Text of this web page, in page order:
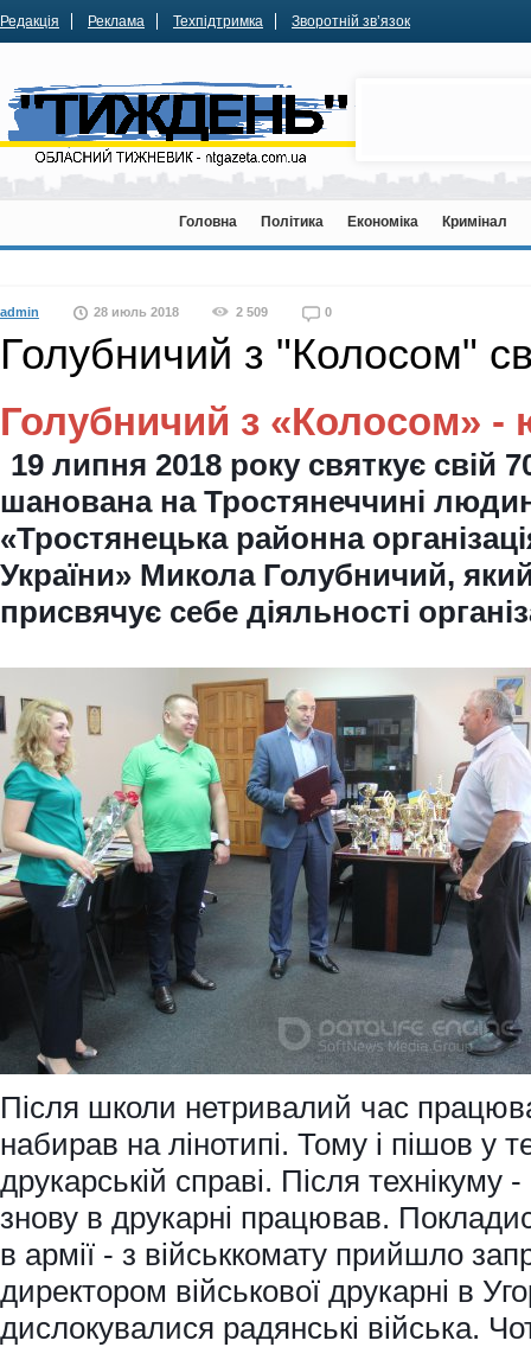
Редакція Реклама Техпідтримка Зворотній зв’язок
Головна Політика Економіка Кримінал
admin 28 июль 2018 2 509 0
Голубничий з "Колосом"
Голубничий з «Колосом» -
19 липня 2018 року святкує свій
шанована на Тростянеччині
«Тростянецька районна
України» Микола Голубничий,
присвячує себе діяльності
Після школи нетривалий час
набирав на лінотипі. Тому і пішов у
друкарській справі. Після
знову в друкарні працював.
в армії - з військкомату прийшло
директором військової друкарні в
дислокувалися радянські війська.